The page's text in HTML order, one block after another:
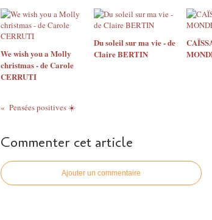
We wish you a Molly
christmas - de Carole
CERRUTI
Du soleil sur ma vie - de
Claire BERTIN
Pensées positives ☀️
Commenter cet article
Ajouter un commentaire